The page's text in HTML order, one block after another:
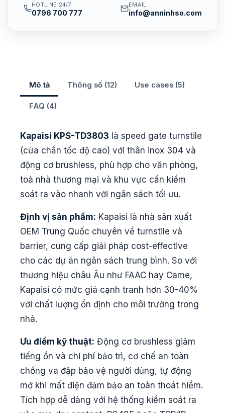
HOTLINE 24/7
0796 700 777
EMAIL
info@anninhso.com
Mô tả Thông số (12) Use cases (5)
FAQ (4)
Kapaisi KPS-TD3803 là speed gate turnstile
(cửa chắn tốc độ cao) với thân inox 304 và
động cơ brushless, phù hợp cho văn phòng,
toà nhà thương mại và khu vực cần kiểm
soát ra vào nhanh với ngân sách tối ưu.
Định vị sản phẩm: Kapaisi là nhà sản xuất
OEM Trung Quốc chuyên về turnstile và
barrier, cung cấp giải pháp cost-effective
cho các dự án ngân sách trung bình. So với
thương hiệu châu Âu như FAAC hay Came,
Kapaisi có mức giá cạnh tranh hơn 30-40%
với chất lượng ổn định cho môi trường trong
nhà.
Ưu điểm kỹ thuật: Động cơ brushless giảm
tiếng ồn và chi phí bảo trì, cơ chế an toàn
chống va đập bảo vệ người dùng, tự động
mở khi mất điện đảm bảo an toàn thoát hiểm.
Tích hợp dễ dàng với hệ thống kiểm soát ra